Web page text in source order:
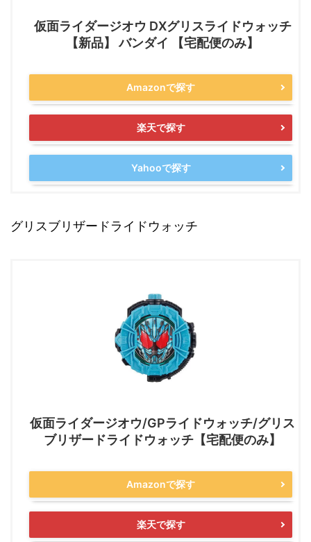
仮面ライダージオウ DXグリスライドウォッチ
【新品】 バンダイ 【宅配便のみ】
Amazonで探す
楽天で探す
Yahooで探す
グリスブリザードライドウォッチ
仮面ライダージオウ/GPライドウォッチ/グリス
ブリザードライドウォッチ【宅配便のみ】
Amazonで探す
楽天で探す